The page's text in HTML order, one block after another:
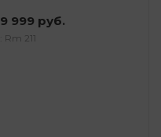
9 999 руб.
: Rm 211